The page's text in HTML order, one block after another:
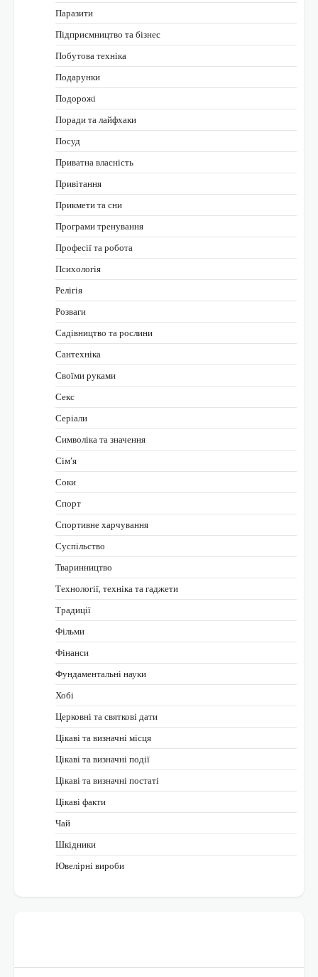
Паразити
Підприємництво та бізнес
Побутова техніка
Подарунки
Подорожі
Поради та лайфхаки
Посуд
Приватна власність
Привітання
Прикмети та сни
Програми тренування
Професії та робота
Психологія
Релігія
Розваги
Садівництво та рослини
Сантехніка
Своїми руками
Секс
Серіали
Символіка та значення
Сім’я
Соки
Спорт
Спортивне харчування
Суспільство
Тваринництво
Технології, техніка та гаджети
Традиції
Фільми
Фінанси
Фундаментальні науки
Хобі
Церковні та святкові дати
Цікаві та визначні місця
Цікаві та визначні події
Цікаві та визначні постаті
Цікаві факти
Чай
Шкідники
Ювелірні вироби